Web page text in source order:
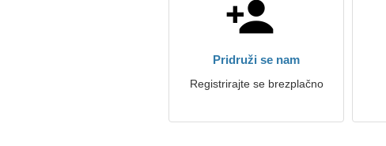
Pridruži se nam
Registrirajte se brezplačno